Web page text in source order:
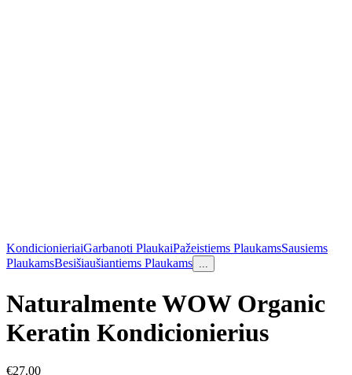
KondicionieriaiGarbanoti PlaukaiPažeistiems PlaukamsSausiems
PlaukamsBesišiaušiantiems Plaukams ...
Naturalmente WOW Organic
Keratin Kondicionierius
€27.00